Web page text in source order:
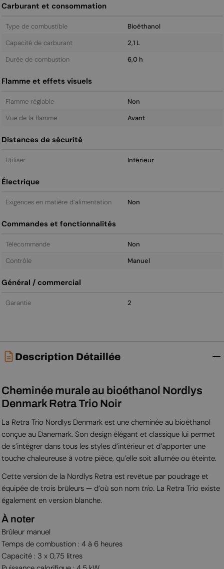
Carburant et consommation
Type de combustible
Bioéthanol
Capacité de carburant
2,1 L
Durée de combustion
6,0 h
Flamme et effets visuels
Flamme réglable
Non
Vue de la flamme
Avant
Distances de sécurité
Utiliser Intérieur
Électrique
Exigences en matière d’alimentation Non
Commandes et fonctionnalités
Télécommande
Non
Contrôle
Manuel
Général / commercial
Garantie 2
Description Détaillée
Cheminée murale au bioéthanol Nordlys
Denmark Retra Trio Noir
La Retra Trio Nordlys Denmark est une cheminée au bioéthanol
conçue au Danemark. Son design élégant et classique lui permet
de s’intégrer dans tous les styles d’intérieur et d’apporter une
touche chaleureuse à votre pièce, qu’elle soit allumée ou éteinte.
Cette version de la Nordlys Retra est revêtue par poudrage et
équipée de trois brûleurs — d’où son nom trio. La Retra Trio existe
également en version blanche.
À noter
Brûleur manuel
Temps de combustion : 4 à 6 heures
Capacité : 3 x 0,75 litres